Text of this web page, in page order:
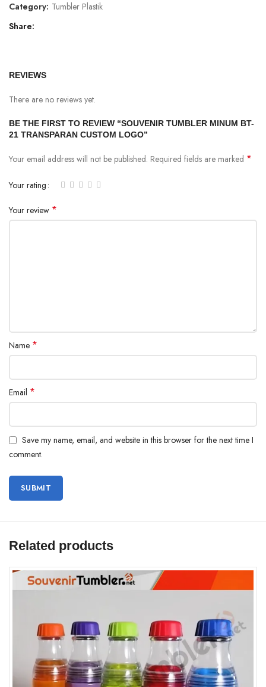
Category: Tumbler Plastik
Share
REVIEWS
There are no reviews yet.
BE THE FIRST TO REVIEW “SOUVENIR TUMBLER MINUM BT-
21 TRANSPARAN CUSTOM LOGO”
Your email address will not be published. Required fields are marked *
Your rating
Your review *
Name *
Email *
Save my name, email, and website in this browser for the next time I
comment.
Related products